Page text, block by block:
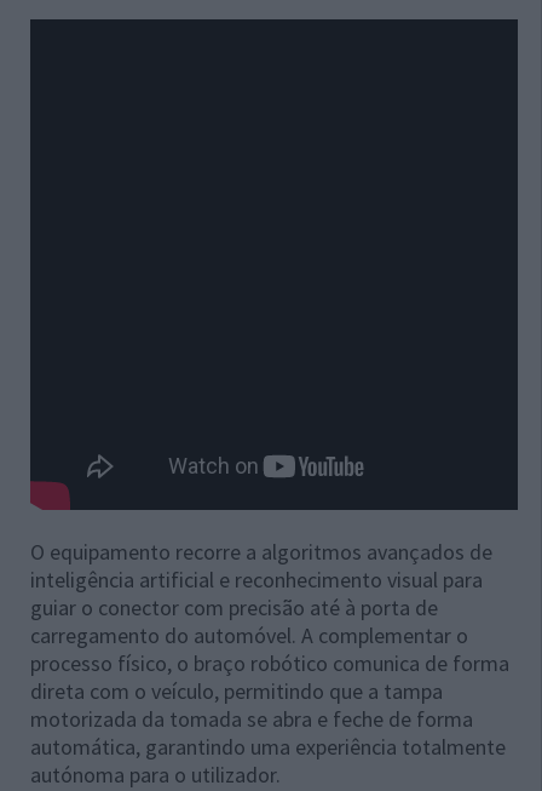
O equipamento recorre a algoritmos avançados de
inteligência artificial e reconhecimento visual para
guiar o conector com precisão até à porta de
carregamento do automóvel. A complementar o
processo físico, o braço robótico comunica de forma
direta com o veículo, permitindo que a tampa
motorizada da tomada se abra e feche de forma
automática, garantindo uma experiência totalmente
autónoma para o utilizador.